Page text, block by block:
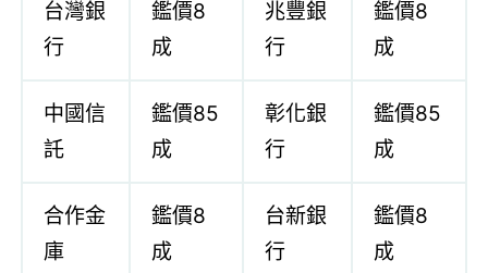
台灣銀
行
鑑價8
成
兆豐銀
行
鑑價8
成
中國信
託
鑑價85
成
彰化銀
行
鑑價85
成
合作金
庫
鑑價8
成
台新銀
行
鑑價8
成